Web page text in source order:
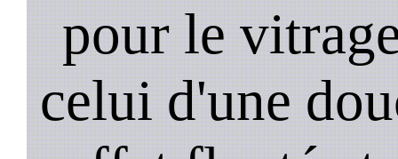
pour le
celui d'une